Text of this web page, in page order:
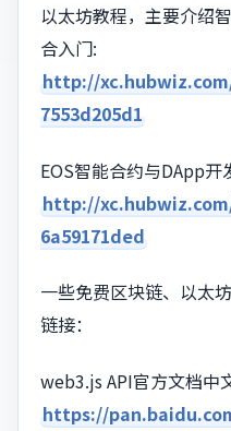
以太坊教程，主要介绍
合入门:
http://
7553d205d1
EOS智能合约与DApp开
http://
6a59171ded
一些免费区块链、以太
链接：
web3.js API官方文档中
https://